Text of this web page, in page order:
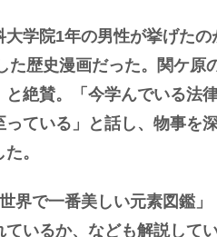
学院1年の男性が挙げた
た歴史漫画だった。関ケ
絶賛。「今学んでいる法
ている」と話し、物事を
。
界で一番美しい元素図鑑
いるか、なども解説して